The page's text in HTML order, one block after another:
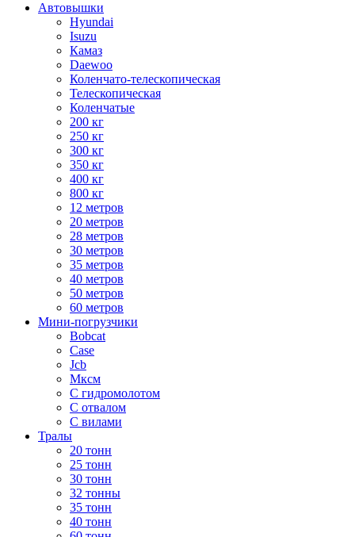
Автовышки
Hyundai
Isuzu
Камаз
Daewoo
Коленчато-телескопическая
Телескопическая
Коленчатые
200 кг
250 кг
300 кг
350 кг
400 кг
800 кг
12 метров
20 метров
28 метров
30 метров
35 метров
40 метров
50 метров
60 метров
Мини-погрузчики
Bobcat
Case
Jcb
Мксм
С гидромолотом
С отвалом
С вилами
Тралы
20 тонн
25 тонн
30 тонн
32 тонны
35 тонн
40 тонн